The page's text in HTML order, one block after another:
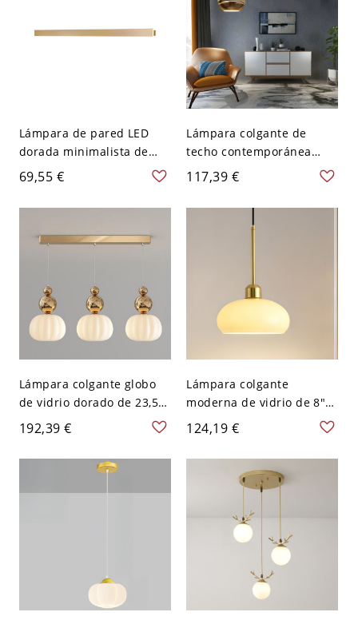
Lámpara de pared LED
dorada minimalista de
metal montada en la
pared en luz blanca
69,55 €
Lámpara colgante de
techo contemporánea
global de vidrio 3D de 1
cabeza en oro para
restaurante, 6" de ancho
117,39 €
Lámpara colgante globo
de vidrio dorado de 23,5"
con marco metálico para
comedores, islas de
cocina e iluminación
decorativa de techo
192,39 €
Lámpara colgante
moderna de vidrio de 8"
en dorado, 1 luz, para isla
de cocina o comedor
pequeño, 110V-120V
124,19 €